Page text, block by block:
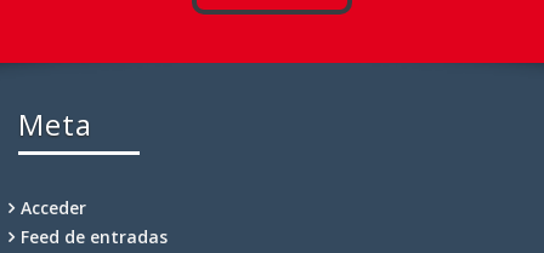
Meta
Acceder
Feed de entradas